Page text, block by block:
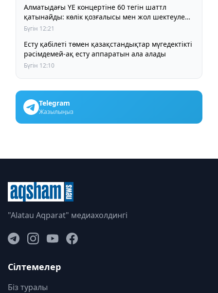
Алматыдағы YE концертіне 60 тегін шаттл
қатынайды: көлік қозғалысы мен жол шектеулері
қалай ұйымдастырылады
Бүгін 12:21
Есту қабілеті төмен қазақстандықтар мүгедектікті
рәсімдемей-ақ есту аппаратын ала алады
Бүгін 12:10
Telegram
Жазылыңыз
"Alatau Aqparat" медиахолдингі
Сілтемелер
Біз туралы